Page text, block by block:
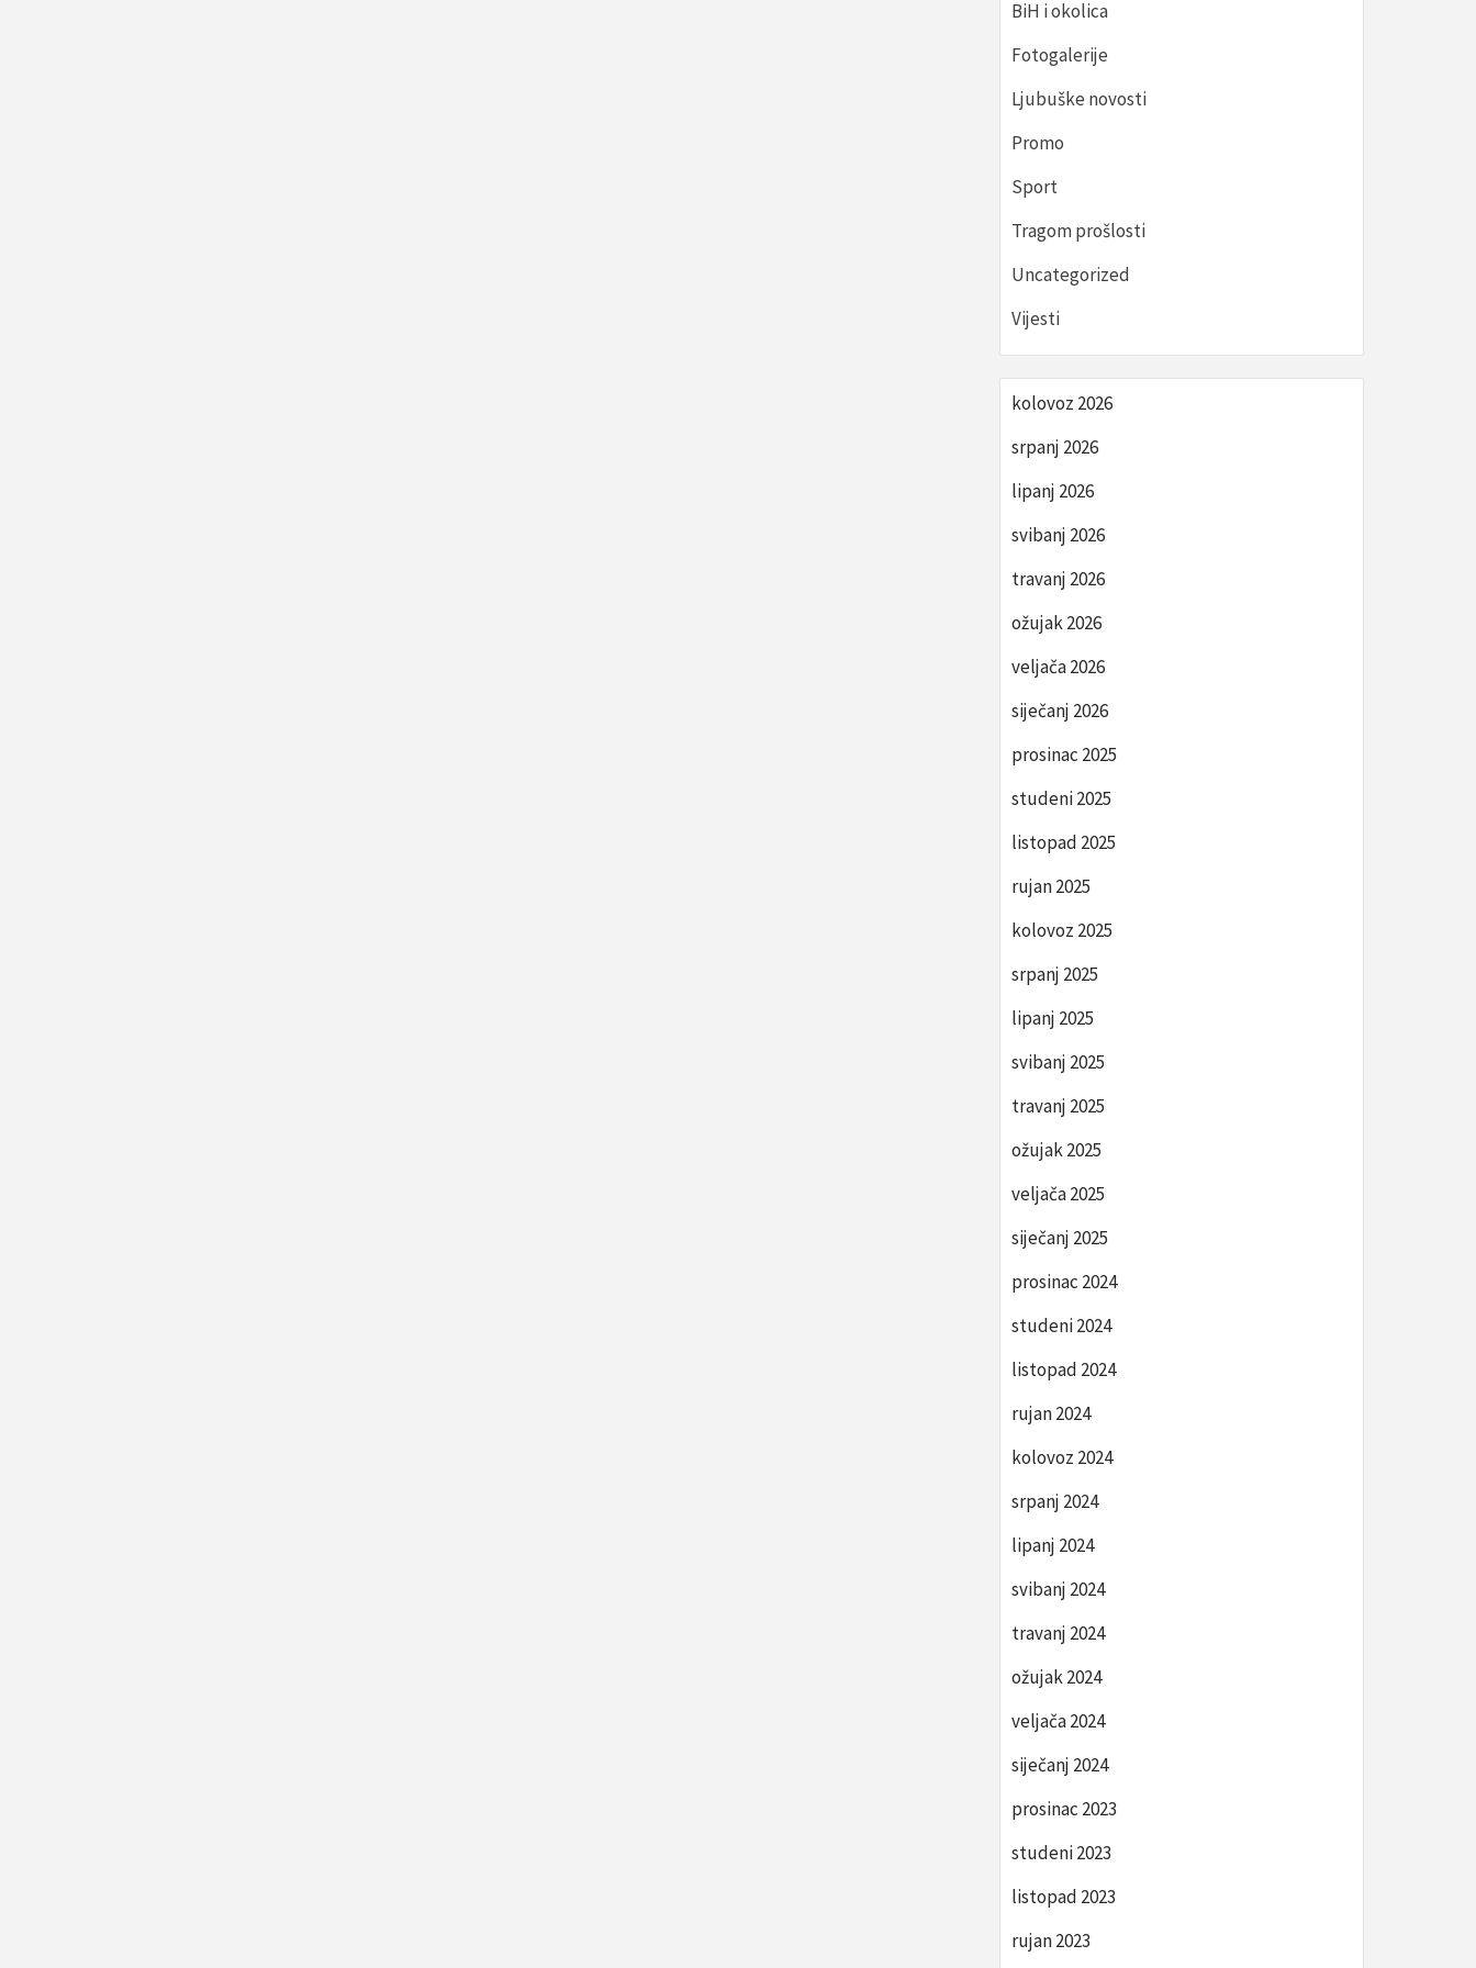
BiH i okolica
Fotogalerije
Ljubuške novosti
Promo
Sport
Tragom prošlosti
Uncategorized
Vijesti
kolovoz 2026
srpanj 2026
lipanj 2026
svibanj 2026
travanj 2026
ožujak 2026
veljača 2026
siječanj 2026
prosinac 2025
studeni 2025
listopad 2025
rujan 2025
kolovoz 2025
srpanj 2025
lipanj 2025
svibanj 2025
travanj 2025
ožujak 2025
veljača 2025
siječanj 2025
prosinac 2024
studeni 2024
listopad 2024
rujan 2024
kolovoz 2024
srpanj 2024
lipanj 2024
svibanj 2024
travanj 2024
ožujak 2024
veljača 2024
siječanj 2024
prosinac 2023
studeni 2023
listopad 2023
rujan 2023